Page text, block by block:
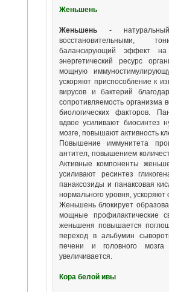
Женьшень
Женьшень - натуральный
восстановительными,
балансирующий эффект на
энергетический ресурс
мощную
ускоряют приспособление к
вирусов и бактерий
сопротивляемость организма
биологических факторов.
вдвое усиливают биосинтез
мозге, повышают активность
Повышение иммунитета
антител, повышением
Активные компоненты
усиливают ресинтез
панаксозиды и панаксовая
нормального уровня, ускоряют
Женьшень блокирует
мощные профилактические
женьшеня повышается
переход в альбумин
печени и головного
увеличивается.
Кора белой ивы